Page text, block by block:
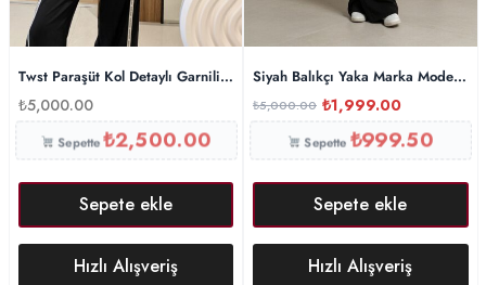
Twst Paraşüt Kol Detaylı Garnili İkili Takım- Siyah
₺5,000.00
Sepette₺2,500.00
Sepete ekle
Hızlı Alışveriş
Siyah Balıkçı Yaka Marka Model
₺5,000.00 ₺1,999.00
Sepette ₺999.50
Sepete ekle
Hızlı Alışveriş